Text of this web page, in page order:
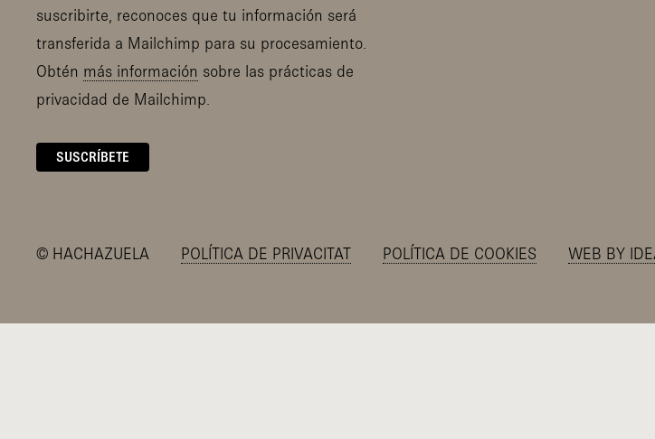
suscribirte, reconoces que tu información será
transferida a Mailchimp para su procesamiento.
Obtén más información sobre las prácticas de
privacidad de Mailchimp.
© HACHAZUELA POLÍTICA DE PRIVACITAT POLÍTICA DE COOKIES WEB BY